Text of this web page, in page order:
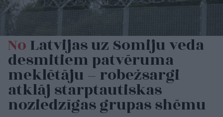
NoLatvijas uz Somiju veda
desmitiem patvēruma
meklētāju – robežsargi
atklāj starptautiskas
noziedzīgas grupas shēmu